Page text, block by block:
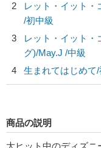
2
レット・イット・
/初中級
3
レット・イット・
グ)/May.J /中級
4
生まれてはじめて/
商品の説明
大ヒット中のディズ